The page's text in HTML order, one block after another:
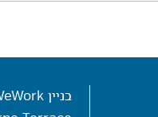
בניין WeWork